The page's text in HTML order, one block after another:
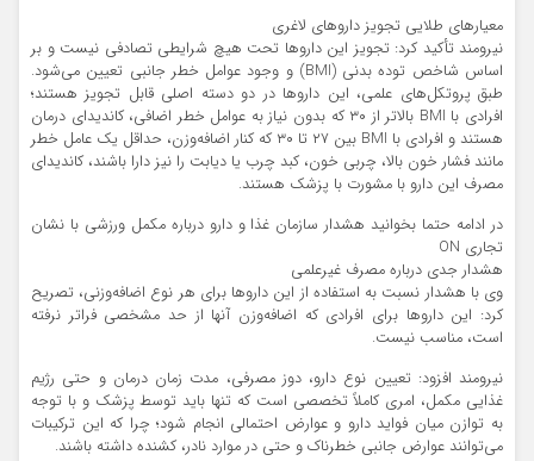
معیار‌های طلایی تجویز دارو‌های لاغری
نیرومند تأکید کرد: تجویز این دارو‌ها تحت هیچ شرایطی تصادفی نیست و بر
اساس شاخص توده بدنی (BMI) و وجود عوامل خطر جانبی تعیین می‌شود.
طبق پروتکل‌های علمی، این دارو‌ها در دو دسته اصلی قابل تجویز هستند؛
افرادی با BMI بالاتر از ۳۰ که بدون نیاز به عوامل خطر اضافی، کاندیدای درمان
هستند و افرادی با BMI بین ۲۷ تا ۳۰ که کنار اضافه‌وزن، حداقل یک عامل خطر
مانند فشار خون بالا، چربی خون، کبد چرب یا دیابت را نیز دارا باشند، کاندیدای
مصرف این دارو با مشورت با پزشک هستند.
در ادامه حتما بخوانید هشدار سازمان غذا و دارو درباره مکمل ورزشی با نشان
تجاری ON
هشدار جدی درباره مصرف غیرعلمی
وی با هشدار نسبت به استفاده از این دارو‌ها برای هر نوع اضافه‌وزنی، تصریح
کرد: این دارو‌ها برای افرادی که اضافه‌وزن آنها از حد مشخصی فراتر نرفته
است، مناسب نیست.
نیرومند افزود: تعیین نوع دارو، دوز مصرفی، مدت زمان درمان و حتی رژیم
غذایی مکمل، امری کاملاً تخصصی است که تنها باید توسط پزشک و با توجه
به توازن میان فواید دارو و عوارض احتمالی انجام شود؛ چرا که این ترکیبات
می‌توانند عوارض جانبی خطرناک و حتی در موارد نادر، کشنده داشته باشند.